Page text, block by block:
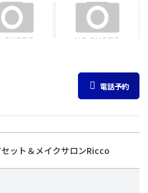
電話予約
ット＆メイクサロンRicco